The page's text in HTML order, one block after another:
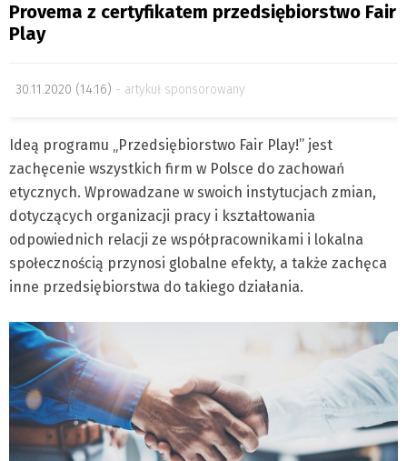
Provema z certyfikatem przedsiębiorstwo Fair
Play
30.11.2020 (14:16) artykuł sponsorowany
Ideą programu „Przedsiębiorstwo Fair Play!” jest
zachęcenie wszystkich firm w Polsce do zachowań
etycznych. Wprowadzane w swoich instytucjach zmian,
dotyczących organizacji pracy i kształtowania
odpowiednich relacji ze współpracownikami i lokalna
społecznością przynosi globalne efekty, a także zachęca
inne przedsiębiorstwa do takiego działania.